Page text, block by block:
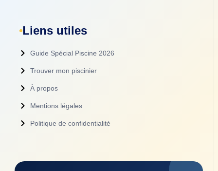
Liens utiles
Guide Spécial Piscine 2026
Trouver mon piscinier
À propos
Mentions légales
Politique de confidentialité